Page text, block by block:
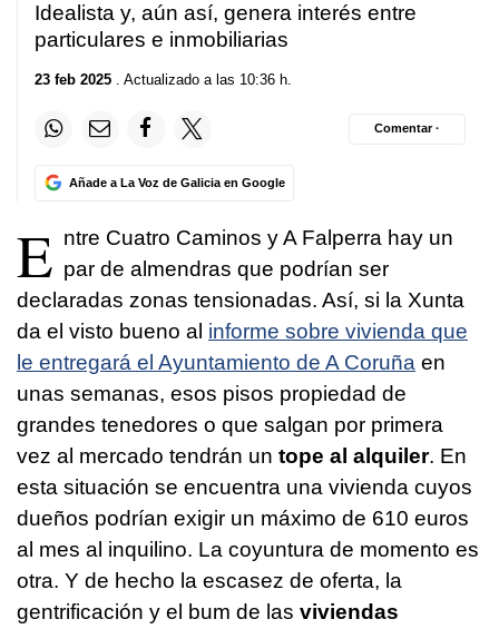
Idealista y, aún así, genera interés entre
particulares e inmobiliarias
23 feb 2025 . Actualizado a las 10:36 h.
Añade a La Voz de Galicia en Google
Comentar ·
E ntre Cuatro Caminos y A Falperra hay un
par de almendras que podrían ser
declaradas zonas tensionadas. Así, si la Xunta
da el visto bueno al informe sobre vivienda que
le entregará el Ayuntamiento de A Coruña en
unas semanas, esos pisos propiedad de
grandes tenedores o que salgan por primera
vez al mercado tendrán un tope al alquiler. En
esta situación se encuentra una vivienda cuyos
dueños podrían exigir un máximo de 610 euros
al mes al inquilino. La coyuntura de momento es
otra. Y de hecho la escasez de oferta, la
gentrificación y el bum de las viviendas